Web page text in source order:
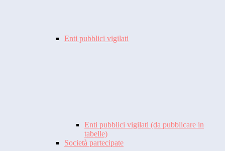
Enti pubblici vigilati
Enti pubblici vigilati (da pubblicare in
tabelle)
Società partecipate